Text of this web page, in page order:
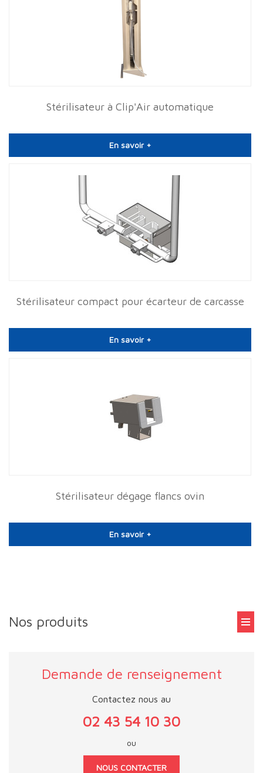
Stérilisateur à Clip'Air automatique
En savoir +
Stérilisateur compact pour écarteur de carcasse
En savoir +
Stérilisateur dégage flancs ovin
En savoir +
Nos produits
Demande de renseignement
Contactez nous au
02 43 54 10 30
ou
NOUS CONTACTER